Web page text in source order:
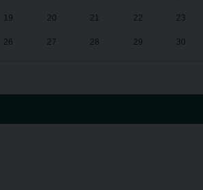
19 20 21 22 23
26 27 28 29 30